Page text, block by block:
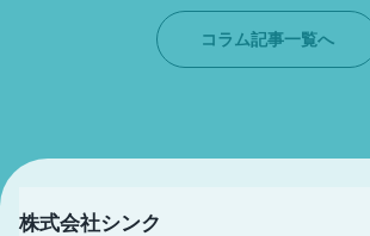
コラム記事一覧へ
株式会社シンク